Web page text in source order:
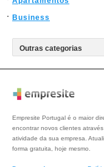
Business
Empresite Portugal é o maior
encontrar novos clientes
atividade da sua empresa.
forma gratuita, hoje mesmo.